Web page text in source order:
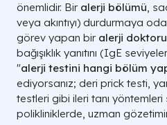
önemlidir. Bir alerji bölümü,
veya akıntıyı) durdurmaya
görev yapan bir alerji doktoru
bağışıklık yanıtını (IgE
"alerji testini hangi bölüm
ediyorsanız; deri prick testi,
testleri gibi ileri tanı yöntemleri
polikliniklerde, uzman